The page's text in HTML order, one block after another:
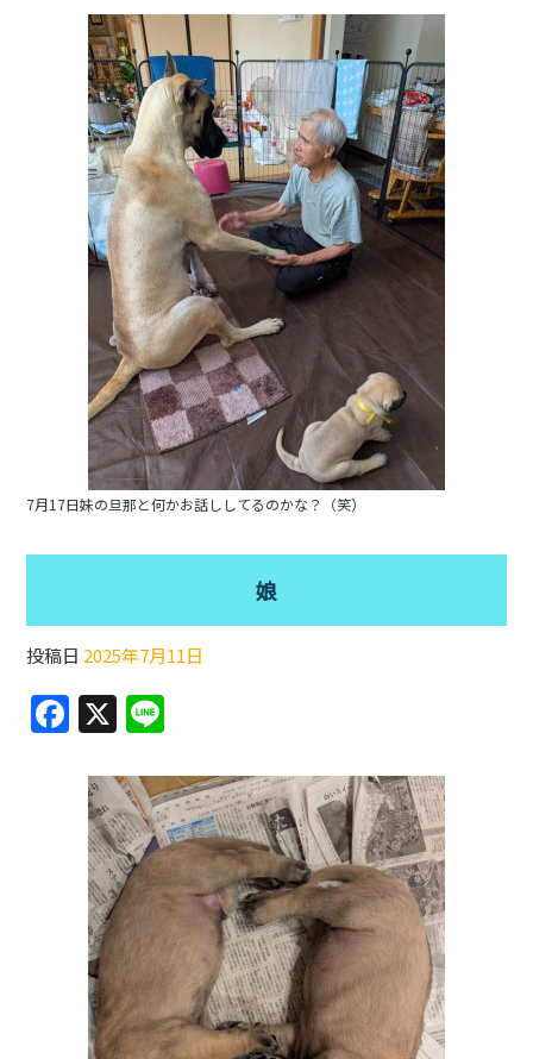
c
e
b
o
o
k
e
7月17日妹の旦那と何かお話ししてるのかな？（笑）
娘
投稿日 2025年7月11日
F
a
c
e
b
o
o
k
X
e